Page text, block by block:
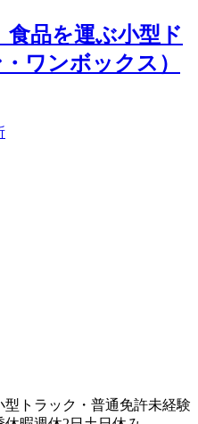
食品を運ぶ小型ド
ワンボックス）
型トラック・普通免許未経験